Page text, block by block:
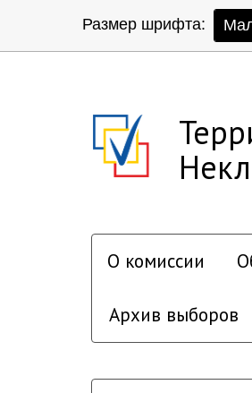
Размер шрифта:
О комиссии
Архив выборов